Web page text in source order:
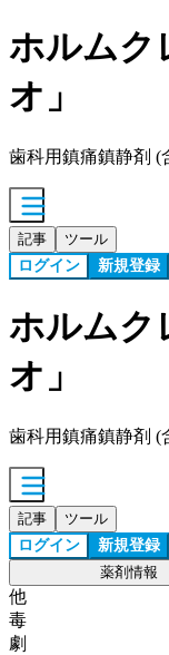
ホルムク
オ」
歯科用鎮痛鎮静剤 (
記事 ツール
ログイン 新規登録
ホルムク
オ」
歯科用鎮痛鎮静剤 (
記事 ツール
ログイン 新規登録
薬剤情報
他
毒
劇